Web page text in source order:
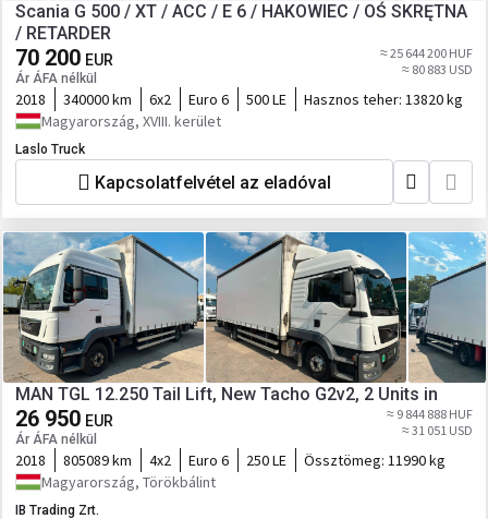
Scania G 500 / XT / ACC / E 6 / HAKOWIEC / OŚ SKRĘTNA
/ RETARDER
70 200 EUR
Ár ÁFA nélkül
≈ 25 644 200 HUF
≈ 80 883 USD
2018 340000 km 6x2 Euro 6 500 LE Hasznos teher: 13820 kg
Magyarország, XVIII. kerület
Laslo Truck
Kapcsolatfelvétel az eladóval
MAN TGL 12.250 Tail Lift, New Tacho G2v2, 2 Units in
26 950 EUR
Ár ÁFA nélkül
≈ 9 844 888 HUF
≈ 31 051 USD
2018 805089 km 4x2 Euro 6 250 LE Össztömeg: 11990 kg
Magyarország, Törökbálint
IB Trading Zrt.